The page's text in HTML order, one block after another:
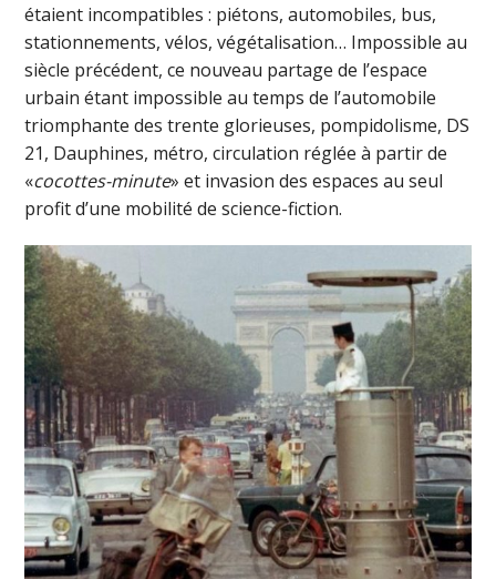
étaient incompatibles : piétons, automobiles, bus,
stationnements, vélos, végétalisation… Impossible au
siècle précédent, ce nouveau partage de l’espace
urbain étant impossible au temps de l’automobile
triomphante des trente glorieuses, pompidolisme, DS
21, Dauphines, métro, circulation réglée à partir de
«cocottes-minute» et invasion des espaces au seul
profit d’une mobilité de science-fiction.